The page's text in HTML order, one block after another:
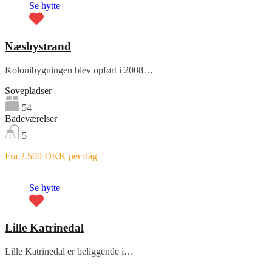
Se hytte
Næsbystrand
Kolonibygningen blev opført i 2008…
Sovepladser
54
Badeværelser
5
Fra 2.500 DKK per dag
Se hytte
Lille Katrinedal
Lille Katrinedal er beliggende i…